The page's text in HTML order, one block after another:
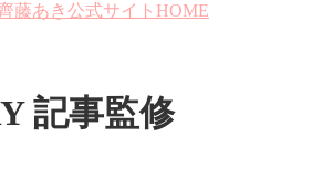
藤あき公式サイトHOME
記事監修